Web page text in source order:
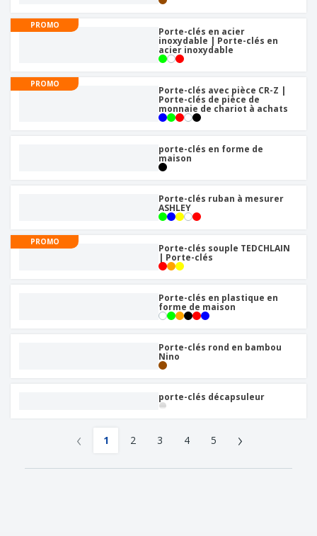
PROMO
Porte-clés en acier
inoxydable | Porte-clés en
acier inoxydable
PROMO
Porte-clés avec pièce CR-Z |
Porte-clés de pièce de
monnaie de chariot à achats
porte-clés en forme de
maison
Porte-clés ruban à mesurer
ASHLEY
PROMO
Porte-clés souple TEDCHLAIN
| Porte-clés
Porte-clés en plastique en
forme de maison
Porte-clés rond en bambou
Nino
porte-clés décapsuleur
‹ 1 2 3 4 5 ›